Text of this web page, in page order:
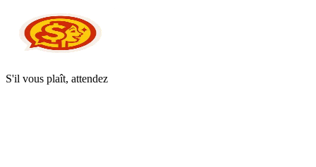
S'il vous plaît, attendez